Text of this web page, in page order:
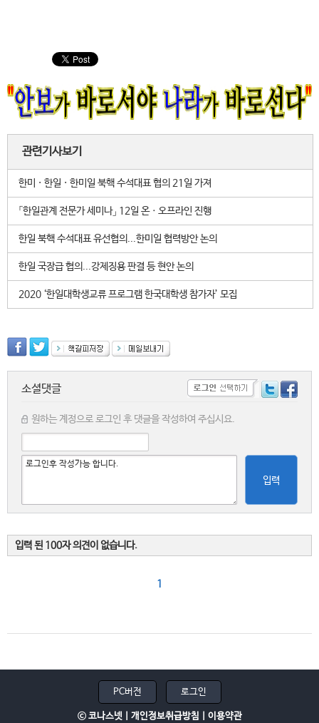
관련기사보기
한미 · 한일 · 한미일 북핵 수석대표 협의 21일 가져
「한일관계 전문가 세미나」 12일 온ㆍ오프라인 진행
한일 북핵 수석대표 유선협의...한미일 협력방안 논의
한일 국장급 협의...강제징용 판결 등 현안 논의
2020 ‘한일대학생교류 프로그램 한국대학생 참가자’ 모집
소셜댓글
원하는 계정으로 로그인 후 댓글을 작성하여 주십시요.
입력
입력 된 100자 의견이 없습니다.
1
PC버전 로그인
ⓒ 코나스넷 | 개인정보취급방침 이용약관